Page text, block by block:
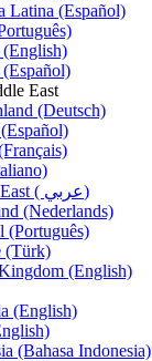
Latina (Español)
(English)
East
(Deutsch)
Middle East ( عربي)
(Nederlands)
(Português)
(Türk)
(English)
(English)
(Bahasa Indonesia)